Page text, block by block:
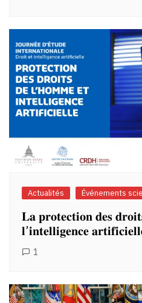
Actualités Événements
𝐋𝐚 𝐩𝐫𝐨𝐭𝐞𝐜𝐭𝐢𝐨𝐧 𝐝𝐞𝐬
𝐥’𝐢𝐧𝐭𝐞𝐥𝐥𝐢𝐠𝐞𝐧𝐜𝐞
1